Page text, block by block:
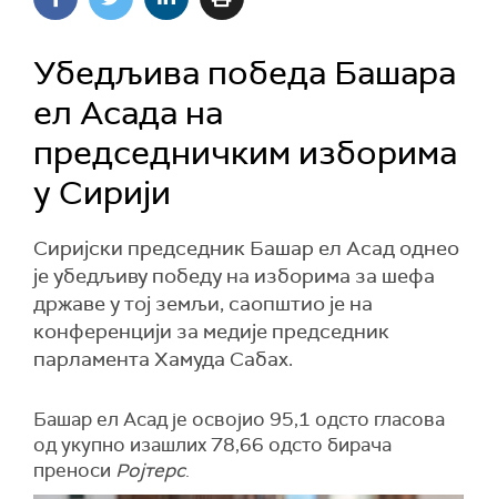
Убедљива победа Башара
ел Асада на
председничким изборима
у Сирији
Сиријски председник Башар ел Асад однео
је убедљиву победу на изборима за шефа
државе у тој земљи, саопштио је на
конференцији за медије председник
парламента Хамуда Сабах.
Башар ел Асад је освојио 95,1 одсто гласова
од укупно изашлих 78,66 одсто бирача
преноси Ројтерс.